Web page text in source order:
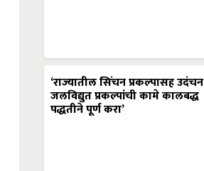
‘राज्यातील सिंचन प्रकल्पासह उदंचन
जलविद्युत प्रकल्पांची कामे कालबद्ध
पद्धतीने पूर्ण करा’